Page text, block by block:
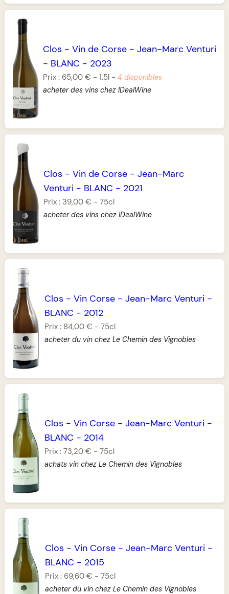
Clos - Vin de Corse- Jean-Marc Venturi
- BLANC - 2023
Prix : 65,00 € - 1.5l- 4 disponibles
acheter des vins chez IDealWine
Clos - Vin de Corse- Jean-Marc
Venturi - BLANC - 2021
Prix : 39,00 € - 75cl
acheter des vins chez IDealWine
Clos -Vin Corse -Jean-Marc Venturi -
BLANC - 2012
Prix : 84,00 € -75cl
acheter du vin chez Le Chemin des Vignobles
Clos -Vin Corse -Jean-Marc Venturi -
BLANC - 2014
Prix :73,20 € -75cl
achats vin chez Le Chemin des Vignobles
Clos - Vin Corse- Jean-Marc Venturi -
BLANC - 2015
Prix : 69,60 € - 75cl
acheter du vin chez Le Chemin des Vignobles